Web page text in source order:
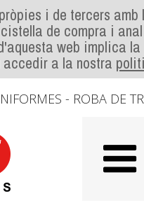
i de tercers
de compra i
web implica
accedir a la nostra
- ROBA DE